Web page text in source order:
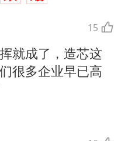
15
就成了，造芯这
很多企业早已高